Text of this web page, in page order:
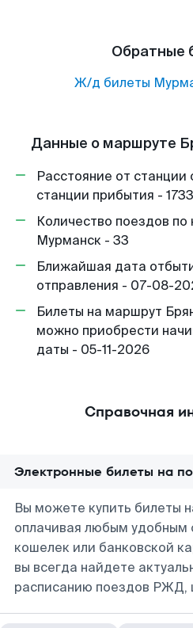
Обратные
Ж/д билеты
Данные о маршруте
Расстояние от станции
станции прибытия -
Количество поездов
Мурманск - 33
Ближайшая дата
отправления - 07-08-
Билеты на маршрут
можно приобрести
даты - 05-11-2026
Справочная
Электронные билеты на
Вы можете купить билеты
оплачивая любым удобным
кошелек или банковской
вы всегда найдете
расписанию поездов РЖД,